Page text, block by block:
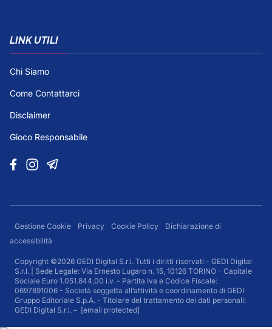
LINK UTILI
Chi Siamo
Come Contattarci
Disclaimer
Gioco Responsabile
Gestione Cookie Privacy Cookie Policy
Dichiarazione di
accessibilità
Copyright ©2026 GEDI Digital S.r.l. Tutti i diritti riservati - GEDI Digital
S.r.l. | Sede Legale: Via Ernesto Lugaro n. 15, 10126 TORINO - Capitale
Sociale Euro 1.051.844,00 i.v. - Partita Iva e Codice Fiscale:
0697891006 - Società soggetta all’attività e coordinamento di GEDI
Gruppo Editoriale S.p.A. - Titolare del trattamento dei dati personali:
GEDI Digital S.r.l. – [email protected]